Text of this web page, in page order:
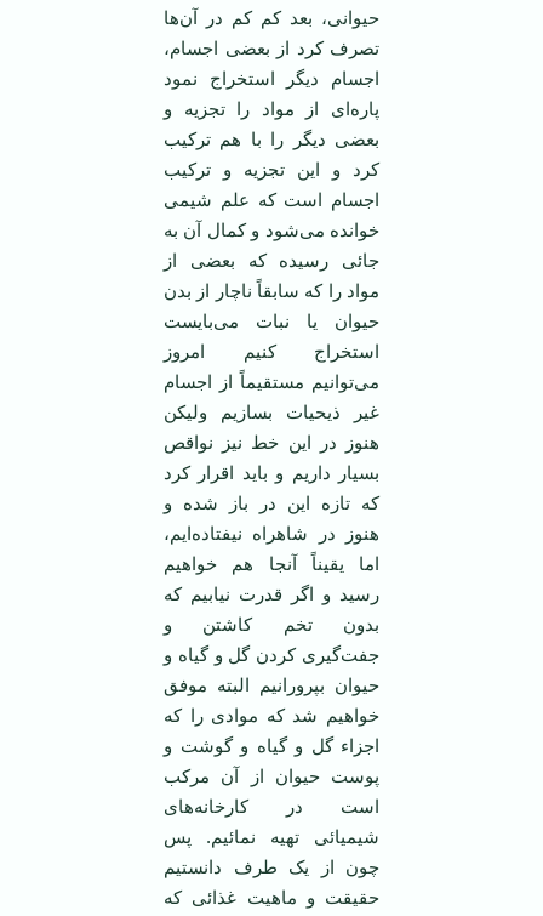
حیوانی، بعد کم کم در آن‌ها
تصرف کرد از بعضی اجسام،
اجسام دیگر استخراج نمود
پاره‌ای از مواد را تجزیه و
بعضی دیگر را با هم ترکیب
کرد و این تجزیه و ترکیب
اجسام است که علم شیمی
خوانده می‌شود و کمال آن به
جائی رسیده که بعضی از
مواد را که سابقاً ناچار از بدن
حیوان یا نبات می‌بایست
استخراج کنیم امروز
می‌توانیم مستقیماً از اجسام
غیر ذیحیات بسازیم ولیکن
هنوز در این خط نیز نواقص
بسیار داریم و باید اقرار کرد
که تازه این در باز شده و
هنوز در شاهراه نیفتاده‌ایم،
اما یقیناً آنجا هم ‌خواهیم
رسید و اگر قدرت نیابیم که
بدون تخم کاشتن و
جفت‌گیری کردن گل و گیاه و
حیوان بپرورانیم البته موفق
خواهیم شد که موادی را که
اجزاء گل و گیاه و گوشت و
پوست حیوان از آن مرکب
است در کارخانه‌های
شیمیائی تهیه نمائیم. پس
چون از یک طرف دانستیم
حقیقت و ماهیت غذائی که